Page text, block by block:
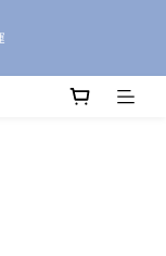
一對 每滿$500送